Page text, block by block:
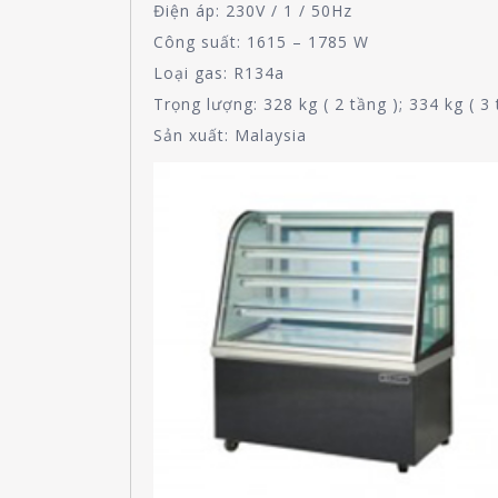
Điện áp: 230V / 1 / 50Hz
Công suất: 1615 – 1785 W
Loại gas: R134a
Trọng lượng: 328 kg ( 2 tầng ); 334 kg ( 3
Sản xuất: Malaysia